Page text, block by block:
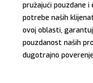
pružajući pouzdane
potrebe naših
ovoj oblasti,
pouzdanost naših
dugotrajno